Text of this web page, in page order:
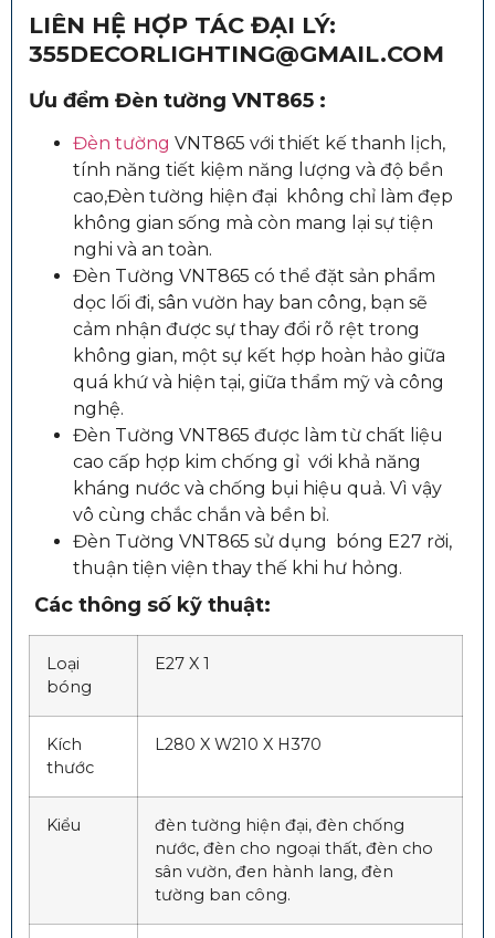
LIÊN HỆ HỢP TÁC ĐẠI LÝ:
355DECORLIGHTING@GMAIL.COM
Ưu đểm Đèn tường VNT865 :
Đèn tường VNT865 với thiết kế thanh lịch,
tính năng tiết kiệm năng lượng và độ bền
cao,Đèn tường hiện đại không chỉ làm đẹp
không gian sống mà còn mang lại sự tiện
nghi và an toàn.
Đèn Tường VNT865 có thể đặt sản phẩm
dọc lối đi, sân vườn hay ban công, bạn sẽ
cảm nhận được sự thay đổi rõ rệt trong
không gian, một sự kết hợp hoàn hảo giữa
quá khứ và hiện tại, giữa thẩm mỹ và công
nghệ.
Đèn Tường VNT865 được làm từ chất liệu
cao cấp hợp kim chống gỉ với khả năng
kháng nước và chống bụi hiệu quả. Vì vậy
vô cùng chắc chắn và bền bỉ.
Đèn Tường VNT865 sử dụng bóng E27 rời,
thuận tiện viện thay thế khi hư hỏng.
Các thông số kỹ thuật:
Loại
bóng
E27 X 1
Kích
thước
L280 X W210 X H370
Kiểu
đèn tường hiện đại, đèn chống
nước, đèn cho ngoại thất, đèn cho
sân vườn, đen hành lang, đèn
tường ban công.